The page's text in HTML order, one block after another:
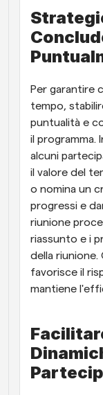
Per garantire
tempo,
puntualità e
il programma.
alcuni
il valore del
o nomina un
progressi e
riunione
riassunto e i
della
favorisce il
mantiene